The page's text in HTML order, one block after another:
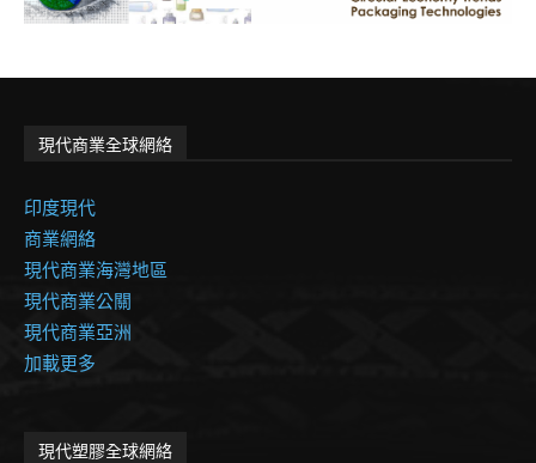
現代商業全球網絡
印度現代
商業網絡
現代商業海灣地區
現代商業公關
現代商業亞洲
加載更多
現代塑膠全球網絡